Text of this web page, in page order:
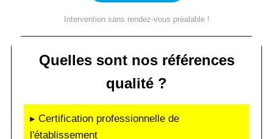
Intervention sans rendez-vous préalable !
Quelles sont nos références
qualité ?
▸ Certification professionnelle de
l'établissement